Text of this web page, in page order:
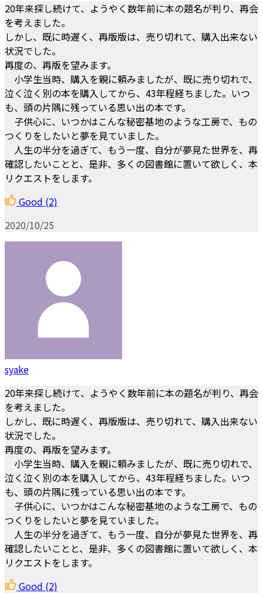
20年来探し続けて、ようやく数年前に本の題名が判り、再会
を考えました。
しかし、既に時遅く、再版版は、売り切れて、購入出来ない
状況でした。
再度の、再版を望みます。
小学生当時、購入を親に頼みましたが、既に売り切れで、
泣く泣く別の本を購入してから、43年程経ちました。いつ
も、頭の片隅に残っている思い出の本です。
子供心に、いつかはこんな秘密基地のような工房で、もの
つくりをしたいと夢を見ていました。
人生の半分を過ぎて、もう一度、自分が夢見た世界を、再
確認したいことと、是非、多くの図書館に置いて欲しく、本
リクエストをします。
Good (2)
2020/10/25
syake
20年来探し続けて、ようやく数年前に本の題名が判り、再会
を考えました。
しかし、既に時遅く、再版版は、売り切れて、購入出来ない
状況でした。
再度の、再版を望みます。
小学生当時、購入を親に頼みましたが、既に売り切れで、
泣く泣く別の本を購入してから、43年程経ちました。いつ
も、頭の片隅に残っている思い出の本です。
子供心に、いつかはこんな秘密基地のような工房で、もの
つくりをしたいと夢を見ていました。
人生の半分を過ぎて、もう一度、自分が夢見た世界を、再
確認したいことと、是非、多くの図書館に置いて欲しく、本
リクエストをします。
Good (2)